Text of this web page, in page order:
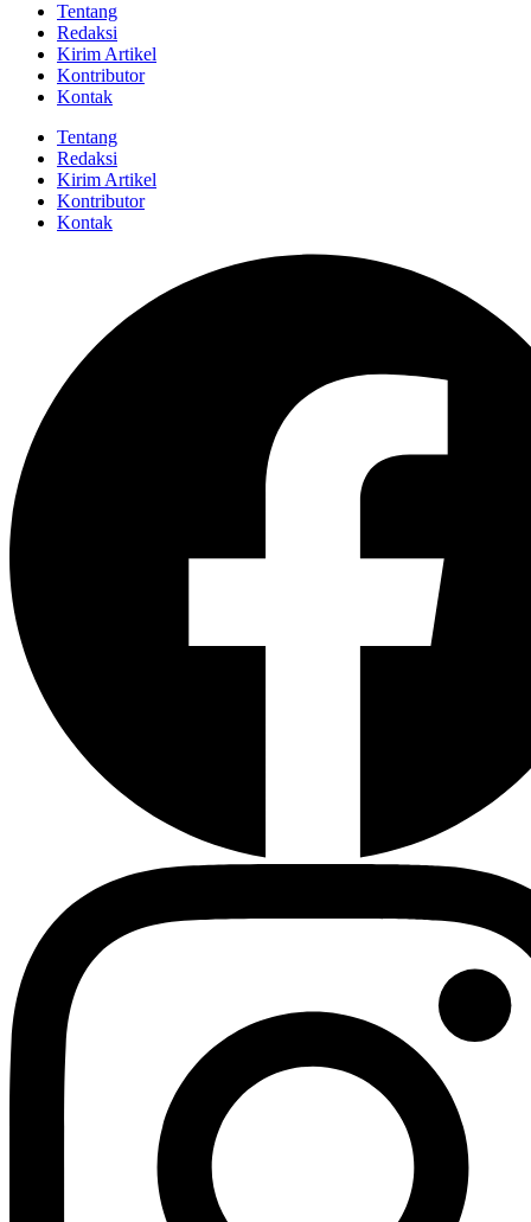
Tentang
Redaksi
Kirim Artikel
Kontributor
Kontak
Tentang
Redaksi
Kirim Artikel
Kontributor
Kontak